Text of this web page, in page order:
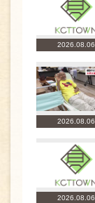
2026.08.06
2026.08.06
2026.08.06